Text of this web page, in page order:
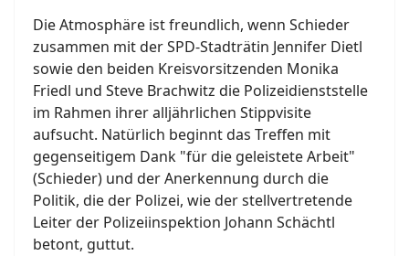
Die Atmosphäre ist freundlich, wenn Schieder
zusammen mit der SPD-Stadträtin Jennifer Dietl
sowie den beiden Kreisvorsitzenden Monika
Friedl und Steve Brachwitz die Polizeidienststelle
im Rahmen ihrer alljährlichen Stippvisite
aufsucht. Natürlich beginnt das Treffen mit
gegenseitigem Dank "für die geleistete Arbeit"
(Schieder) und der Anerkennung durch die
Politik, die der Polizei, wie der stellvertretende
Leiter der Polizeiinspektion Johann Schächtl
betont, guttut.